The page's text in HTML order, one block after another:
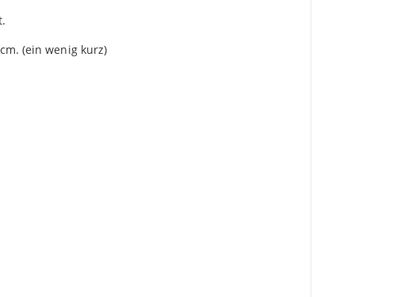
(ein wenig kurz)